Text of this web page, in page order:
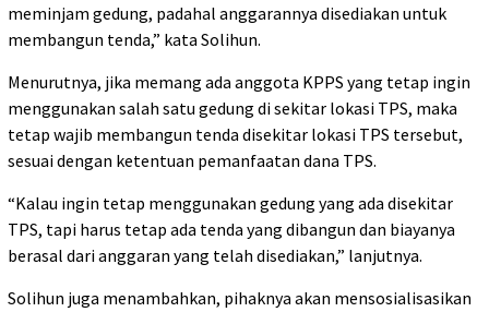
meminjam gedung, padahal anggarannya disediakan untuk
membangun tenda,” kata Solihun.
Menurutnya, jika memang ada anggota KPPS yang tetap ingin
menggunakan salah satu gedung di sekitar lokasi TPS, maka
tetap wajib membangun tenda disekitar lokasi TPS tersebut,
sesuai dengan ketentuan pemanfaatan dana TPS.
“Kalau ingin tetap menggunakan gedung yang ada disekitar
TPS, tapi harus tetap ada tenda yang dibangun dan biayanya
berasal dari anggaran yang telah disediakan,” lanjutnya.
Solihun juga menambahkan, pihaknya akan mensosialisasikan